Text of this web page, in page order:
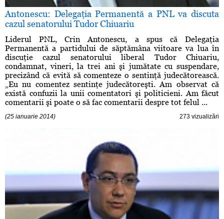
Antonescu: Delegaţia Permanentă a PNL va discuta
cazul senatorului Tudor Chiuariu
Liderul PNL, Crin Antonescu, a spus că Delegaţia
Permanentă a partidului de săptămâna viitoare va lua în
discuţie cazul senatorului liberal Tudor Chiuariu,
condamnat, vineri, la trei ani şi jumătate cu suspendare,
precizând că evită să comenteze o sentinţă judecătorească.
„Eu nu comentez sentinţe judecătoreşti. Am observat că
există confuzii la unii comentatori şi politicieni. Am făcut
comentarii şi poate o să fac comentarii despre tot felul ...
(25 ianuarie 2014) 273 vizualizări